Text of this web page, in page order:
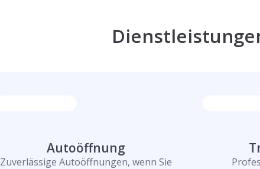
Autoöffnung
Zuverlässige Autoöffnungen, wenn Sie